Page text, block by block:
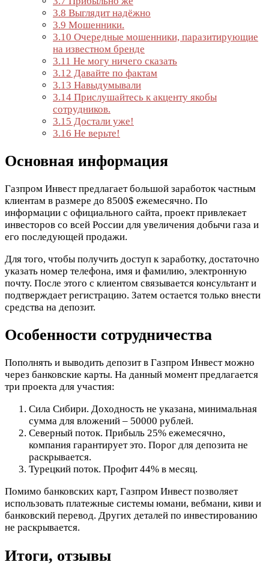
3.8 Выглядит надёжно
3.9 Мошенники.
3.10 Очередные мошенники, паразитирующие
на известном бренде
3.11 Не могу ничего сказать
3.12 Давайте по фактам
3.13 Навыдумывали
3.14 Прислушайтесь к акценту якобы
сотрудников.
3.15 Достали уже!
3.16 Не верьте!
Основная информация
Газпром Инвест предлагает большой заработок частным
клиентам в размере до 8500$ ежемесячно. По
информации с официального сайта, проект привлекает
инвесторов со всей России для увеличения добычи газа и
его последующей продажи.
Для того, чтобы получить доступ к заработку, достаточно
указать номер телефона, имя и фамилию, электронную
почту. После этого с клиентом связывается консультант и
подтверждает регистрацию. Затем остается только внести
средства на депозит.
Особенности сотрудничества
Пополнять и выводить депозит в Газпром Инвест можно
через банковские карты. На данный момент предлагается
три проекта для участия:
Сила Сибири. Доходность не указана, минимальная
сумма для вложений – 50000 рублей.
Северный поток. Прибыль 25% ежемесячно,
компания гарантирует это. Порог для депозита не
раскрывается.
Турецкий поток. Профит 44% в месяц.
Помимо банковских карт, Газпром Инвест позволяет
использовать платежные системы юмани, вебмани, киви и
банковский перевод. Других деталей по инвестированию
не раскрывается.
Итоги, отзывы